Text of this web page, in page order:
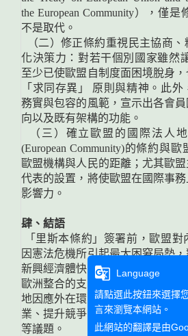
the European Community），僅
不是取代。
（二）修正條約重視民主協商、
化決策力：對若干個別國家雖然
至少已使歐盟自制度面困境脫身
「求同存異」 原則與精神。此
務實與包容的風範，宣示出各會
向以及既有架構的功能。
（三）確立歐盟的國際法人
(European Community)的條約與
歐盟機構與人民的距離；尤其歐
代表的設置，將使歐盟在國際事
影響力。
肆、結語
「里斯本條約」簽署前，歐盟對
因憲法危機所引起最大困窘局勢
新興經濟體快速崛起的壓力。為凝
歐洲整合的支持與認同，歐盟發
地因應外在環境的挑戰。外在環
業、提升競爭力、全球暖化、能
等議題。
g_translate
Language
請點選此按鈕來選擇
言來瀏覽本網站。
此網站的翻譯是由